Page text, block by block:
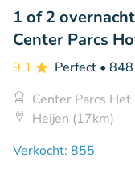
1 of 2
Center Parcs
9.1 Perfect •
Center Parcs
Heijen (17km)
Verkocht: 855